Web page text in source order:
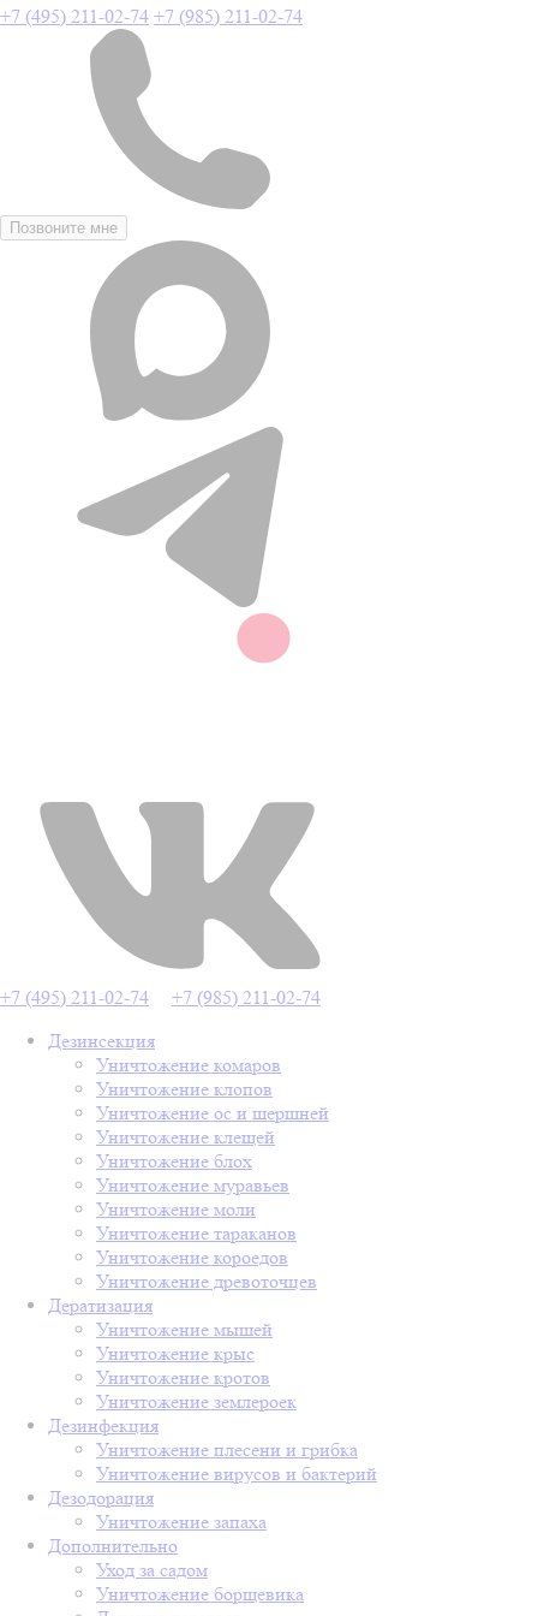
+7 (495) 211-02-74 +7 (985) 211-02-74
Позвоните мне
+7 (495) 211-02-74
+7 (985) 211-02-74
Дезинсекция
Уничтожение комаров
Уничтожение клопов
Уничтожение ос и шершней
Уничтожение клещей
Уничтожение блох
Уничтожение муравьев
Уничтожение моли
Уничтожение тараканов
Уничтожение короедов
Уничтожение древоточцев
Дератизация
Уничтожение мышей
Уничтожение крыс
Уничтожение кротов
Уничтожение землероек
Дезинфекция
Уничтожение плесени и грибка
Уничтожение вирусов и бактерий
Дезодорация
Уничтожение запаха
Дополнительно
Уход за садом
Уничтожение борщевика